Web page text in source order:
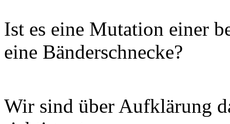
Ist es eine Mutation einer
eine Bänderschnecke?
Wir sind über Aufklärung